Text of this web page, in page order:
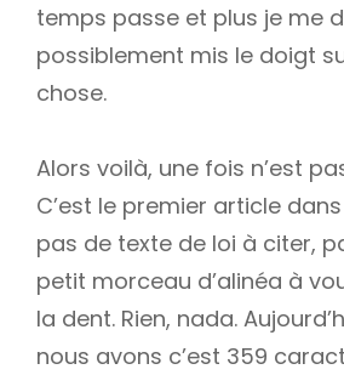
temps passe et plus je me
possiblement mis le doigt
chose.
Alors voilà, une fois n’est
C’est le premier article dans
pas de texte de loi à citer,
petit morceau d’alinéa à
la dent. Rien, nada.
nous avons c’est 359